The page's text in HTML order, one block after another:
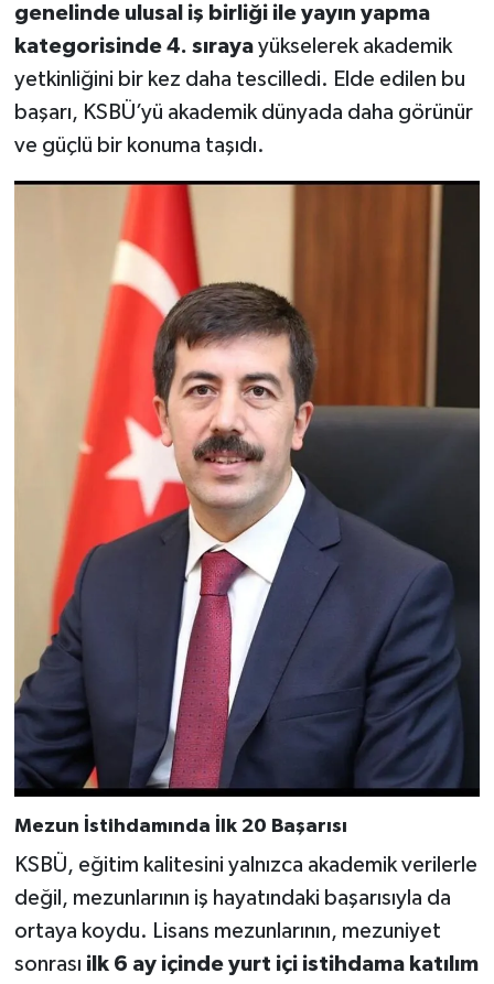
genelinde ulusal iş birliği ile yayın yapma
kategorisinde 4. sırayayükselerek akademik
yetkinliğini bir kez daha tescilledi. Elde edilen bu
başarı, KSBÜ’yü akademik dünyada daha görünür
ve güçlü bir konuma taşıdı.
Mezun İstihdamında İlk 20 Başarısı
KSBÜ, eğitim kalitesini yalnızca akademik verilerle
değil, mezunlarının iş hayatındaki başarısıyla da
ortaya koydu. Lisans mezunlarının, mezuniyet
sonrası ilk 6 ay içinde yurt içi istihdama katılım